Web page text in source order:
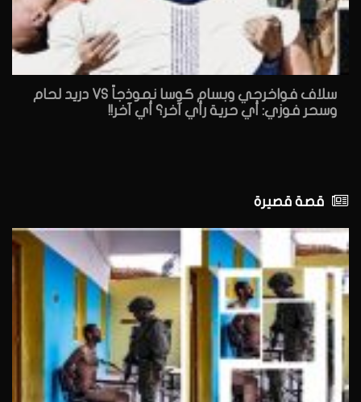
سلاف فواخرجي وبسام كوسا نموذجاً VS دريد لحام
وسحر فوزي: أي حرية رأي آخر؟ أي آخر!!
قصة قصيرة